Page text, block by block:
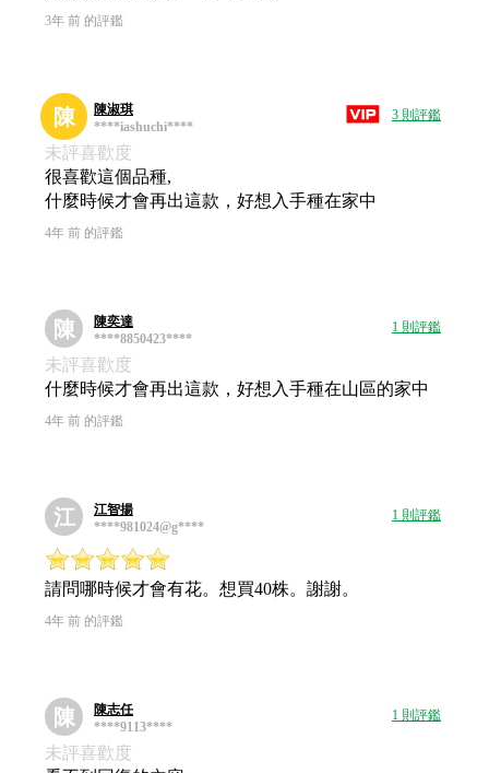
3年 前 的評鑑
陳
陳淑琪
****iashuchi****
3 則評鑑
未評喜歡度
很喜歡這個品種,
什麼時候才會再出這款，好想入手種在家中
4年 前 的評鑑
陳
陳奕達
****8850423****
1 則評鑑
未評喜歡度
什麼時候才會再出這款，好想入手種在山區的家中
4年 前 的評鑑
江
江智揚
****981024@g****
1 則評鑑
請問哪時候才會有花。想買40株。謝謝。
4年 前 的評鑑
陳
陳志任
****9113****
1 則評鑑
未評喜歡度